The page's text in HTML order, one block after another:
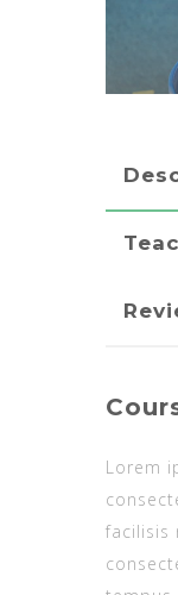
Lorem
facilisis